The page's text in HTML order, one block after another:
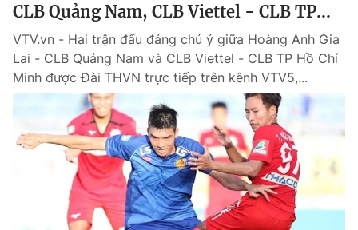
CLB Quảng Nam, CLB Viettel - CLB TP...
VTV.vn - Hai trận đấu đáng chú ý giữa Hoàng Anh Gia
Lai - CLB Quảng Nam và CLB Viettel - CLB TP Hồ Chí
Minh được Đài THVN trực tiếp trên kênh VTV5,...